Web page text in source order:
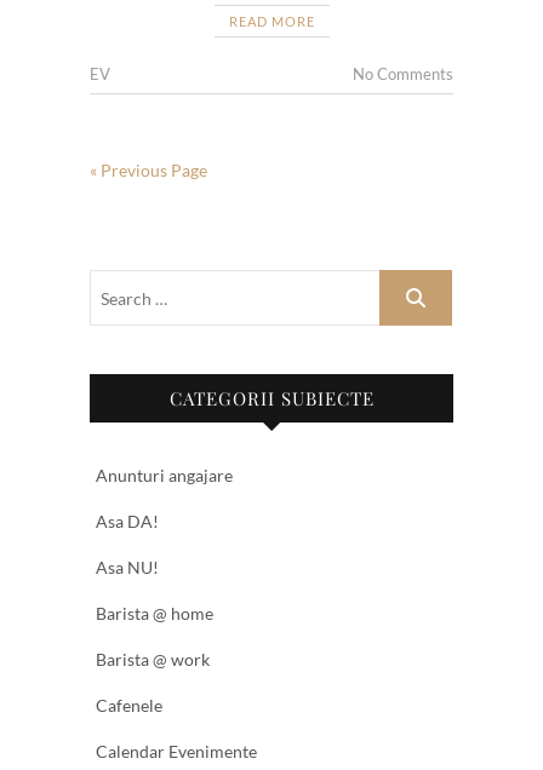
READ MORE
EV No Comments
« Previous Page
CATEGORII SUBIECTE
Anunturi angajare
Asa DA!
Asa NU!
Barista @ home
Barista @ work
Cafenele
Calendar Evenimente